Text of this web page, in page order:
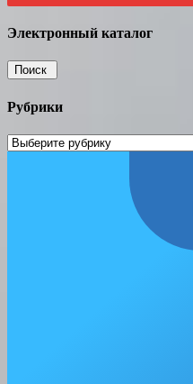
Электронный каталог
Рубрики
Рубрики